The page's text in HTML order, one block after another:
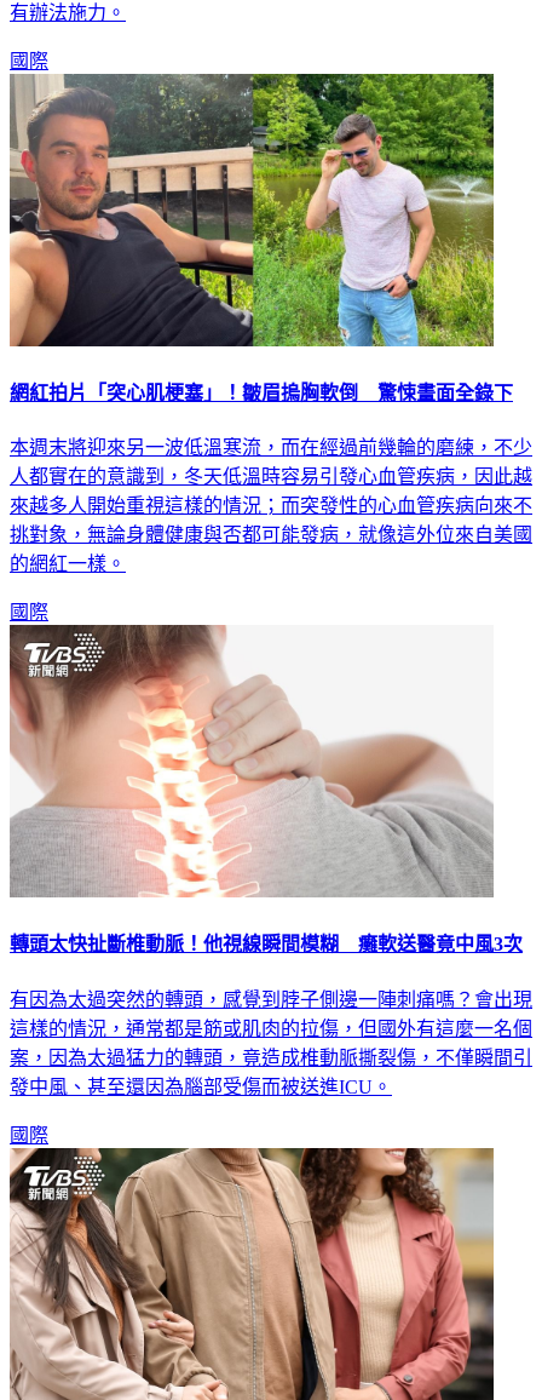
有辦法施力。
國際
網紅拍片「突心肌梗塞」！皺眉摀胸軟倒 驚悚畫面全錄下
本週末將迎來另一波低溫寒流，而在經過前幾輪的磨練，不少
人都實在的意識到，冬天低溫時容易引發心血管疾病，因此越
來越多人開始重視這樣的情況；而突發性的心血管疾病向來不
挑對象，無論身體健康與否都可能發病，就像這外位來自美國
的網紅一樣。
國際
轉頭太快扯斷椎動脈！他視線瞬間模糊 癱軟送醫竟中風3次
有因為太過突然的轉頭，感覺到脖子側邊一陣刺痛嗎？會出現
這樣的情況，通常都是筋或肌肉的拉傷，但國外有這麼一名個
案，因為太過猛力的轉頭，竟造成椎動脈撕裂傷，不僅瞬間引
發中風、甚至還因為腦部受傷而被送進ICU。
國際